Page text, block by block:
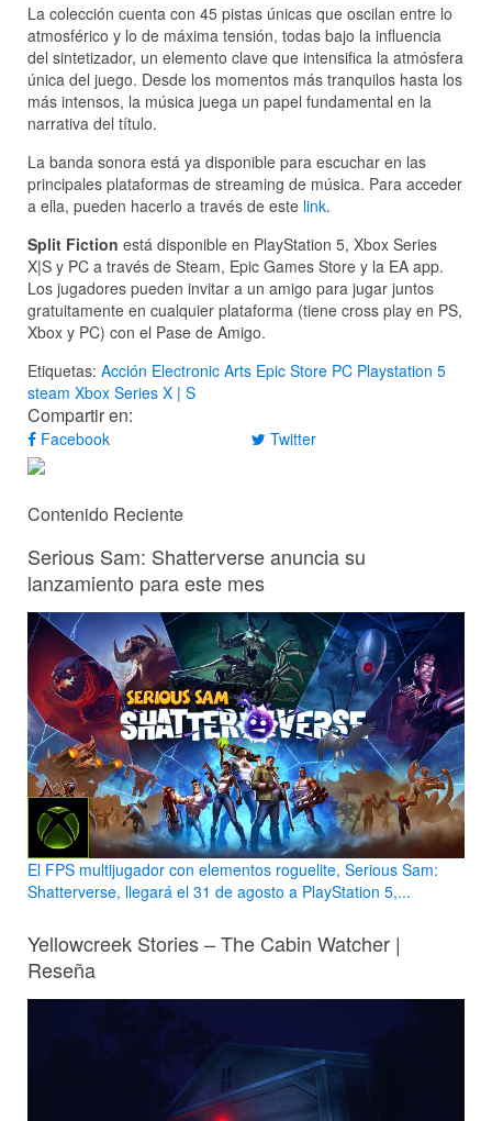
La colección cuenta con 45 pistas únicas que oscilan entre lo
atmosférico y lo de máxima tensión, todas bajo la influencia
del sintetizador, un elemento clave que intensifica la atmósfera
única del juego. Desde los momentos más tranquilos hasta los
más intensos, la música juega un papel fundamental en la
narrativa del título.
La banda sonora está ya disponible para escuchar en las
principales plataformas de streaming de música. Para acceder
a ella, pueden hacerlo a través de este link.
Split Fiction está disponible en PlayStation 5, Xbox Series
X|S y PC a través de Steam, Epic Games Store y la EA app.
Los jugadores pueden invitar a un amigo para jugar juntos
gratuitamente en cualquier plataforma (tiene cross play en PS,
Xbox y PC) con el Pase de Amigo.
Etiquetas: Acción Electronic Arts Epic Store PC Playstation 5
steam Xbox Series X | S
Compartir en:
Facebook Twitter
Contenido Reciente
Serious Sam: Shatterverse anuncia su
lanzamiento para este mes
El FPS multijugador con elementos roguelite, Serious Sam:
Shatterverse, llegará el 31 de agosto a PlayStation 5,...
Yellowcreek Stories – The Cabin Watcher |
Reseña